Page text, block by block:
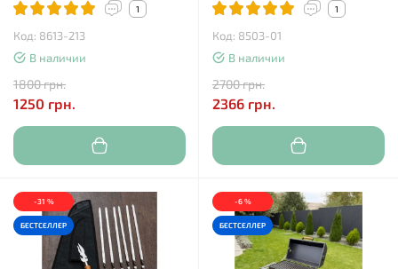
1
Код: 8613-213
В наличии
1800 грн.
1250 грн.
1
Код: 8503-01
В наличии
2700 грн.
2366 грн.
-31 %
БЕСТСЕЛЛЕР
-6 %
БЕСТСЕЛЛЕР